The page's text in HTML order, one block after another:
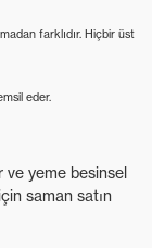
farklıdır. Hiçbir üst
eder.
ve yeme besinsel
saman satın